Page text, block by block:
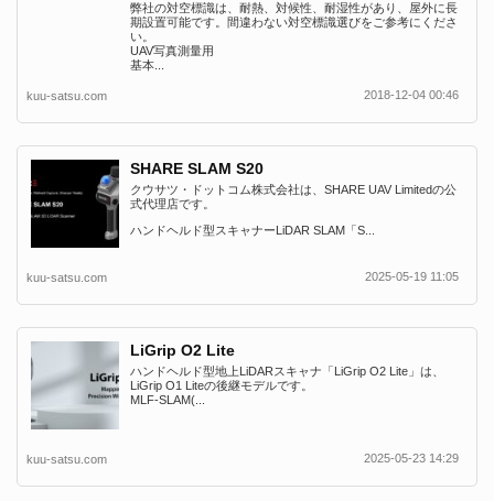
弊社の対空標識は、耐熱、対候性、耐湿性があり、屋外に長
期設置可能です。間違わない対空標識選びをご参考にくださ
い。
UAV写真測量用
基本...
kuu-satsu.com 2018-12-04 00:46
SHARE SLAM S20
クウサツ・ドットコム株式会社は、SHARE UAV Limitedの公
式代理店です。
ハンドヘルド型スキャナーLiDAR SLAM「S...
kuu-satsu.com 2025-05-19 11:05
LiGrip O2 Lite
ハンドヘルド型地上LiDARスキャナ「LiGrip O2 Lite」は、
LiGrip O1 Liteの後継モデルです。
MLF-SLAM(...
kuu-satsu.com 2025-05-23 14:29